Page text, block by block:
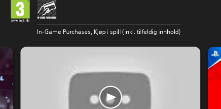
In-Game Purchases, Kjøp i spill (inkl. tilfeldig innhold)